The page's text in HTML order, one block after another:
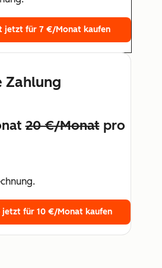
jetzt für 7 €/Monat kaufen
Zahlung
20 €/Monatpro
jetzt für 10 €/Monat kaufen